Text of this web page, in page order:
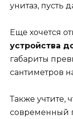
унитаз, пусть
Еще хочется
устройства
габариты
сантиметров
Также учтите,
современный